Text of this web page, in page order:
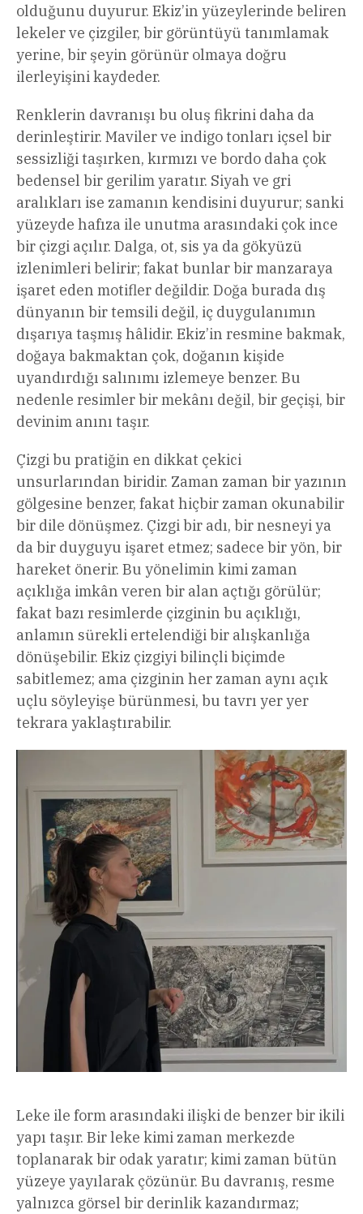
olduğunu duyurur. Ekiz’in yüzeylerinde beliren
lekeler ve çizgiler, bir görüntüyü tanımlamak
yerine, bir şeyin görünür olmaya doğru
ilerleyişini kaydeder.
Renklerin davranışı bu oluş fikrini daha da
derinleştirir. Maviler ve indigo tonları içsel bir
sessizliği taşırken, kırmızı ve bordo daha çok
bedensel bir gerilim yaratır. Siyah ve gri
aralıkları ise zamanın kendisini duyurur; sanki
yüzeyde hafıza ile unutma arasındaki çok ince
bir çizgi açılır. Dalga, ot, sis ya da gökyüzü
izlenimleri belirir; fakat bunlar bir manzaraya
işaret eden motifler değildir. Doğa burada dış
dünyanın bir temsili değil, iç duygulanımın
dışarıya taşmış hâlidir. Ekiz’in resmine bakmak,
doğaya bakmaktan çok, doğanın kişide
uyandırdığı salınımı izlemeye benzer. Bu
nedenle resimler bir mekânı değil, bir geçişi, bir
devinim anını taşır.
Çizgi bu pratiğin en dikkat çekici
unsurlarından biridir. Zaman zaman bir yazının
gölgesine benzer, fakat hiçbir zaman okunabilir
bir dile dönüşmez. Çizgi bir adı, bir nesneyi ya
da bir duyguyu işaret etmez; sadece bir yön, bir
hareket önerir. Bu yönelimin kimi zaman
açıklığa imkân veren bir alan açtığı görülür;
fakat bazı resimlerde çizginin bu açıklığı,
anlamın sürekli ertelendiği bir alışkanlığa
dönüşebilir. Ekiz çizgiyi bilinçli biçimde
sabitlemez; ama çizginin her zaman aynı açık
uçlu söyleyişe bürünmesi, bu tavrı yer yer
tekrara yaklaştırabilir.
Leke ile form arasındaki ilişki de benzer bir ikili
yapı taşır. Bir leke kimi zaman merkezde
toplanarak bir odak yaratır; kimi zaman bütün
yüzeye yayılarak çözünür. Bu davranış, resme
yalnızca görsel bir derinlik kazandırmaz;